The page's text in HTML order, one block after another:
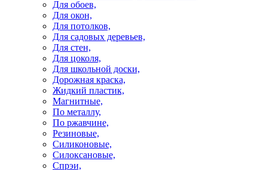
Для обоев,
Для окон,
Для потолков,
Для садовых деревьев,
Для стен,
Для цоколя,
Для школьной доски,
Дорожная краска,
Жидкий пластик,
Магнитные,
По металлу,
По ржавчине,
Резиновые,
Силиконовые,
Силоксановые,
Спрэи,